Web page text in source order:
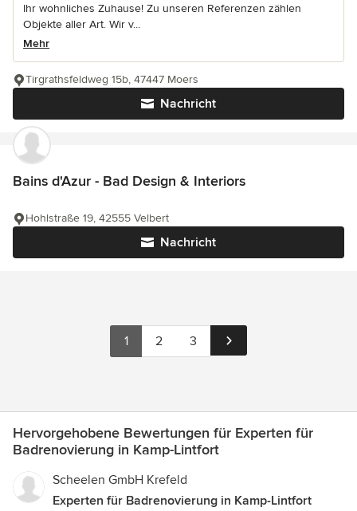
Ihr wohnliches Zuhause! Zu unseren Referenzen zählen
Objekte aller Art. Wir v...
Mehr
Nachricht
Tirgrathsfeldweg 15b, 47447 Moers
Bains d'Azur - Bad Design & Interiors
Nachricht
Hohlstraße 19, 42555 Velbert
1 2 3
Hervorgehobene Bewertungen für Experten für
Badrenovierung in Kamp-Lintfort
Scheelen GmbH Krefeld
Experten für Badrenovierung in Kamp-Lintfort